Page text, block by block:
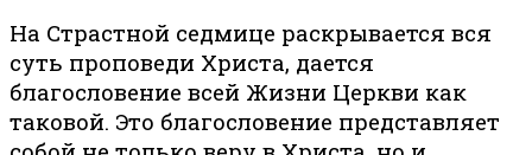
На Страстной седмице раскрывается вся
суть проповеди Христа, дается
благословение всей Жизни Церкви как
таковой. Это благословение представляет